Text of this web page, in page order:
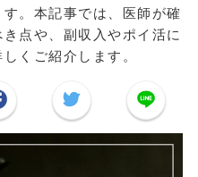
。本記事では、医師が確
点や、副収入やポイ活に
くご紹介します。